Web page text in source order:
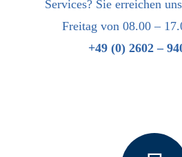
Services? Sie erreichen
Freitag von 08.00 –
+49 (0) 2602 –